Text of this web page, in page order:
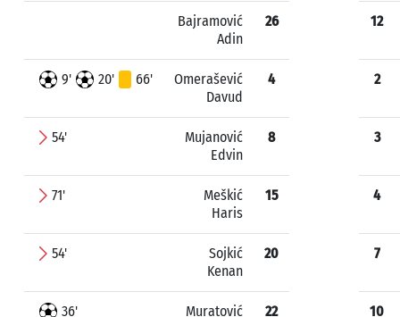
Bajramović
Adin
26
9' 20' 66'
Omerašević
Davud
4
54'
Mujanović
Edvin
8
71'
Meškić
Haris
15
54'
Sojkić
Kenan
20
36'
Muratović
22
12
2
3
4
7
10